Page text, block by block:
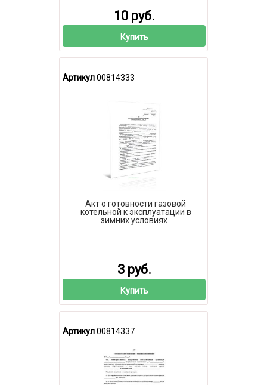
10 руб.
Купить
Артикул00814333
Акт о готовности газовой
котельной к эксплуатации в
зимних условиях
3 руб.
Купить
Артикул00814337